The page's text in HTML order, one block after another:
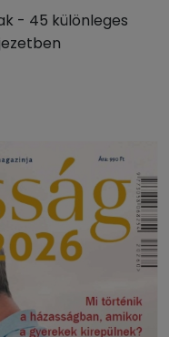
- 45 különleges